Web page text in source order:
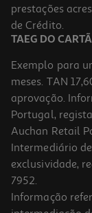
23,25 € PVP de
20,93 €
-10%
prestações
de Crédito.
TAEG DO
Exemplo para
meses. TAN
aprovação.
Portugal,
Auchan Retail
Intermediário
exclusividade,
7952.
Informação